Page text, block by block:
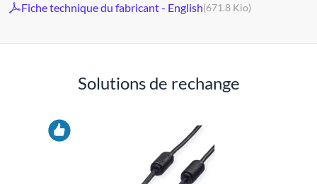
Fiche technique du fabricant - English(671.8 Kio)
Solutions de rechange